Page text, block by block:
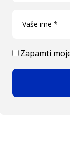
Zapamti